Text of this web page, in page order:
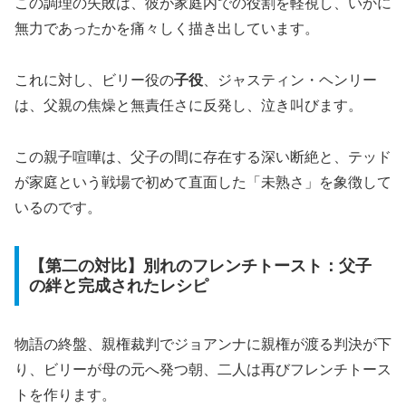
この調理の失敗は、彼が家庭内での役割を軽視し、いかに
無力であったかを痛々しく描き出しています。
これに対し、ビリー役の子役 、ジャスティン・ヘンリー
は、父親の焦燥と無責任さに反発し、泣き叫びます。
この親子喧嘩は、父子の間に存在する深い断絶と、テッド
が家庭という戦場で初めて直面した「未熟さ」を象徴して
いるのです。
【第二の対比】別れのフレンチトースト：父子
の絆と完成されたレシピ
物語の終盤、親権裁判でジョアンナに親権が渡る判決が下
り、ビリーが母の元へ発つ朝、二人は再びフレンチトース
トを作ります。